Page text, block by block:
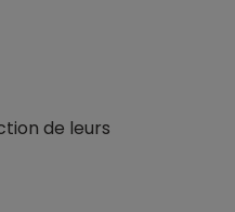
de leurs